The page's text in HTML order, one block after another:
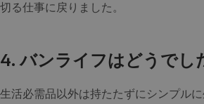
切る仕事に戻りました。
4. バンライフはどうでし
生活必需品以外は持たたずにシンプル